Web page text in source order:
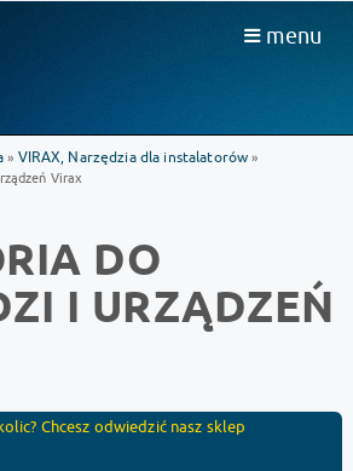
menu
» VIRAX, Narzędzia dla instalatorów»
Virax
DO
I URZĄDZEŃ
Chcesz odwiedzić nasz sklep